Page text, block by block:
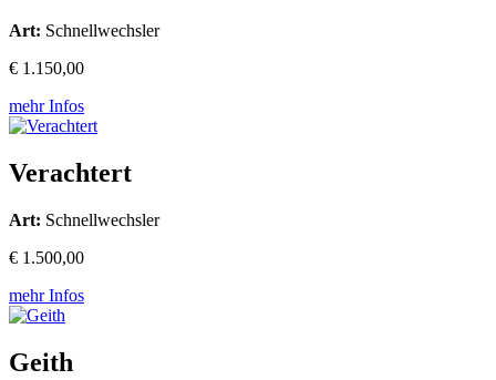
Art: Schnellwechsler
€ 1.150,00
mehr Infos
Verachtert
Art: Schnellwechsler
€ 1.500,00
mehr Infos
Geith